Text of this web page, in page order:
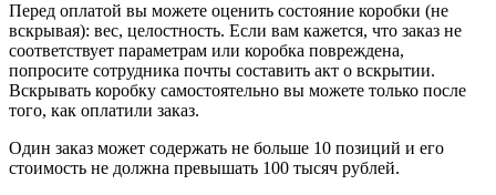
Перед оплатой вы можете оценить состояние коробки (не
вскрывая): вес, целостность. Если вам кажется, что заказ не
соответствует параметрам или коробка повреждена,
попросите сотрудника почты составить акт о вскрытии.
Вскрывать коробку самостоятельно вы можете только после
того, как оплатили заказ.
Один заказ может содержать не больше 10 позиций и его
стоимость не должна превышать 100 тысяч рублей.